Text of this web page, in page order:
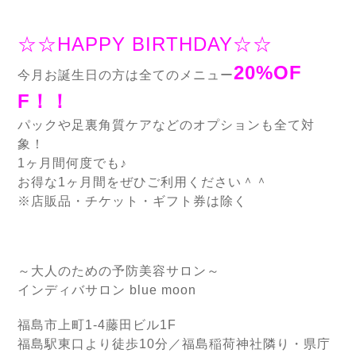
☆☆HAPPY BIRTHDAY☆☆
今月お誕生日の方は全てのメニュー20%OF
F！！
パックや足裏角質ケアなどのオプションも全て対
象！
1ヶ月間何度でも♪
お得な1ヶ月間をぜひご利用ください＾＾
※店販品・チケット・ギフト券は除く
～大人のための予防美容サロン～
インディバサロン blue moon
福島市上町1-4藤田ビル1F
福島駅東口より徒歩10分／福島稲荷神社隣り・県庁